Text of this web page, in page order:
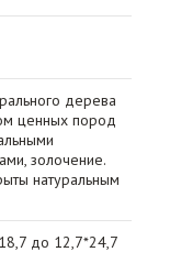
дерева
ценных пород
золочение.
натуральным
до 12,7*24,7